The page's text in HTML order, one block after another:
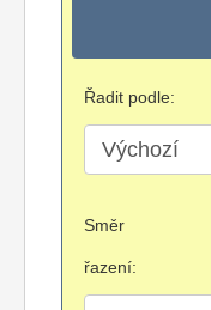
Řadit podle:
Směr
řazení: